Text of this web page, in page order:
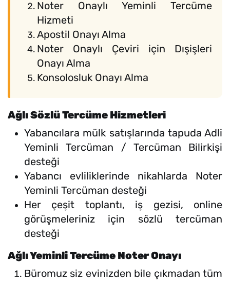
Noter Onaylı Yeminli Tercüme
Hizmeti
Apostil Onayı Alma
Noter Onaylı Çeviri için Dışişleri
Onayı Alma
Konsolosluk Onayı Alma
Ağlı Sözlü Tercüme Hizmetleri
Yabancılara mülk satışlarında tapuda Adli
Yeminli Tercüman / Tercüman Bilirkişi
desteği
Yabancı evliliklerinde nikahlarda Noter
Yeminli Tercüman desteği
Her çeşit toplantı, iş gezisi, online
görüşmeleriniz için sözlü tercüman
desteği
Ağlı Yeminli Tercüme Noter Onayı
Büromuz siz evinizden bile çıkmadan tüm